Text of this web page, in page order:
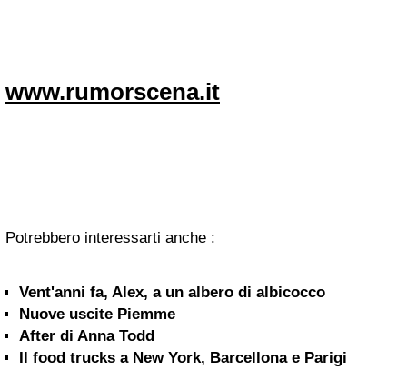
www.rumorscena.it
Potrebbero interessarti anche :
Vent'anni fa, Alex, a un albero di albicocco
Nuove uscite Piemme
After di Anna Todd
Il food trucks a New York, Barcellona e Parigi